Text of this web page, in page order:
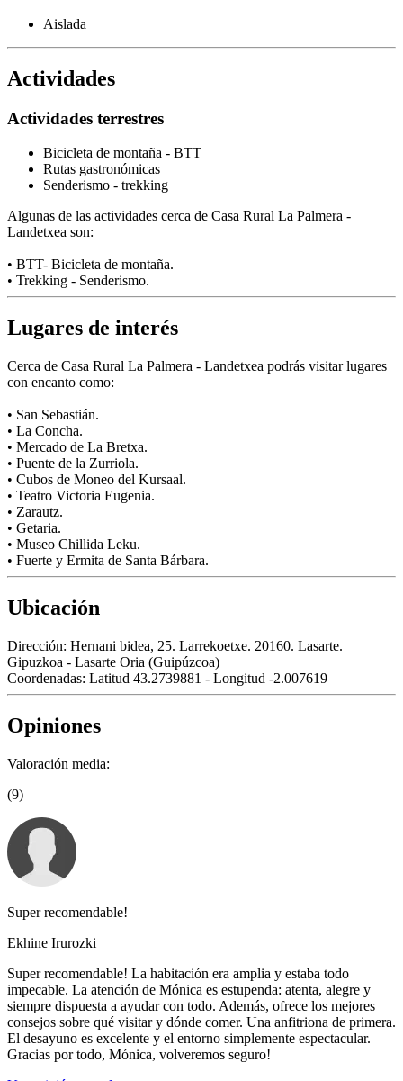
Aislada
Actividades
Actividades terrestres
Bicicleta de montaña - BTT
Rutas gastronómicas
Senderismo - trekking
Algunas de las actividades cerca de Casa Rural La Palmera -
Landetxea son:
• BTT- Bicicleta de montaña.
• Trekking - Senderismo.
Lugares de interés
Cerca de Casa Rural La Palmera - Landetxea podrás visitar lugares
con encanto como:
• San Sebastián.
• La Concha.
• Mercado de La Bretxa.
• Puente de la Zurriola.
• Cubos de Moneo del Kursaal.
• Teatro Victoria Eugenia.
• Zarautz.
• Getaria.
• Museo Chillida Leku.
• Fuerte y Ermita de Santa Bárbara.
Ubicación
Dirección: Hernani bidea, 25. Larrekoetxe. 20160. Lasarte.
Gipuzkoa - Lasarte Oria (Guipúzcoa)
Coordenadas: Latitud 43.2739881 - Longitud -2.007619
Opiniones
Valoración media:
(9)
Super recomendable!
Ekhine Irurozki
Super recomendable! La habitación era amplia y estaba todo
impecable. La atención de Mónica es estupenda: atenta, alegre y
siempre dispuesta a ayudar con todo. Además, ofrece los mejores
consejos sobre qué visitar y dónde comer. Una anfitriona de primera.
El desayuno es excelente y el entorno simplemente espectacular.
Gracias por todo, Mónica, volveremos seguro!